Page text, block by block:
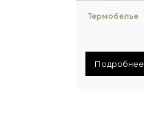
Термобелье
Подробнее